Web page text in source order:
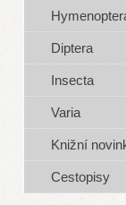
Diptera
Insecta
Varia
Knižní
Cestopisy